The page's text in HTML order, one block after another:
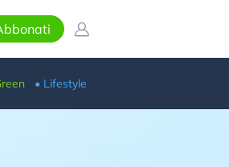
• Lifestyle